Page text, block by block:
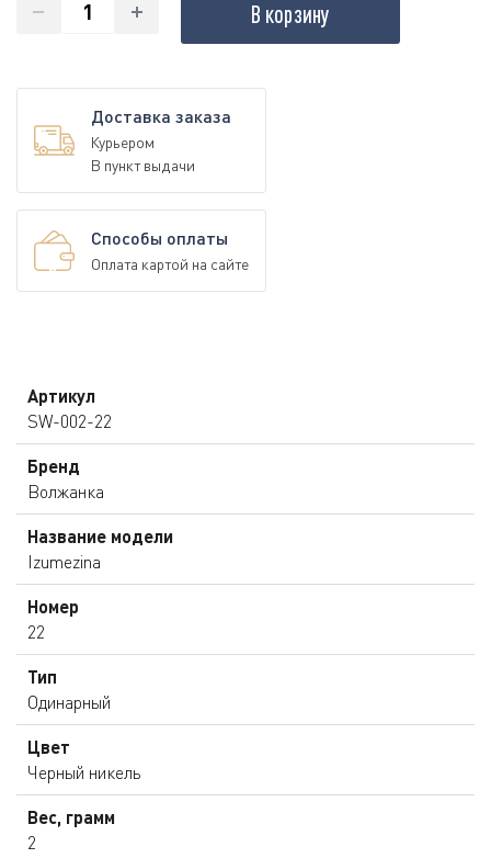
В корзину
Доставка заказа
Курьером
В пункт выдачи
Способы оплаты
Оплата картой на сайте
Артикул
SW-002-22
Бренд
Волжанка
Название модели
Izumezina
Номер
22
Тип
Одинарный
Цвет
Черный никель
Вес, грамм
2